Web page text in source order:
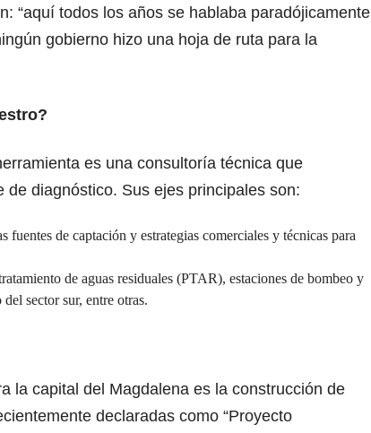
“aquí todos los años se hablaba paradójicamente
gobierno hizo una hoja de ruta para la
es una consultoría técnica que
de diagnóstico. Sus ejes principales son:
fuentes de captación y estrategias comerciales y técnicas para
de aguas residuales (PTAR), estaciones de bombeo y
sector sur, entre otras.
la capital del Magdalena es la construcción de
declaradas como “Proyecto